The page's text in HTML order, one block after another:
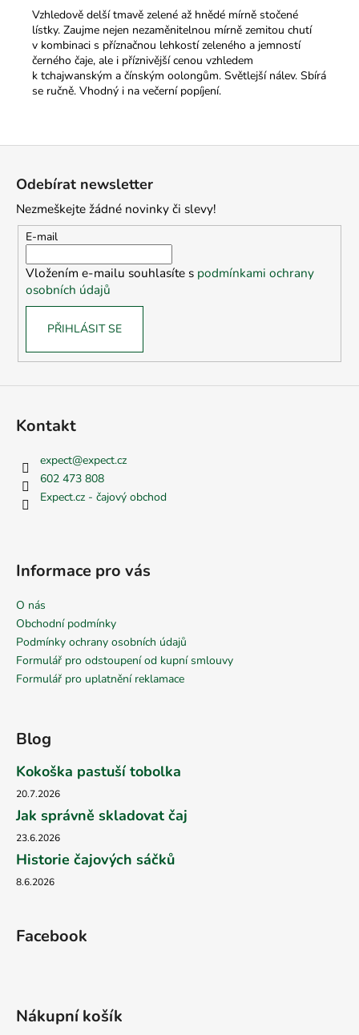
Vzhledově delší tmavě zelené až hnědé mírně stočené
lístky. Zaujme nejen nezaměnitelnou mírně zemitou chutí
v kombinaci s příznačnou lehkostí zeleného a jemností
černého čaje, ale i příznivější cenou vzhledem
k tchajwanským a čínským oolongům. Světlejší nálev. Sbírá
se ručně. Vhodný i na večerní popíjení.
Odebírat newsletter
Nezmeškejte žádné novinky či slevy!
E-mail
Vložením e-mailu souhlasíte s podmínkami ochrany
osobních údajů
PŘIHLÁSIT SE
Kontakt
expect@expect.cz
602 473 808
Expect.cz - čajový obchod
Informace pro vás
O nás
Obchodní podmínky
Podmínky ochrany osobních údajů
Formulář pro odstoupení od kupní smlouvy
Formulář pro uplatnění reklamace
Blog
Kokoška pastuší tobolka
20.7.2026
Jak správně skladovat čaj
23.6.2026
Historie čajových sáčků
8.6.2026
Facebook
Nákupní košík